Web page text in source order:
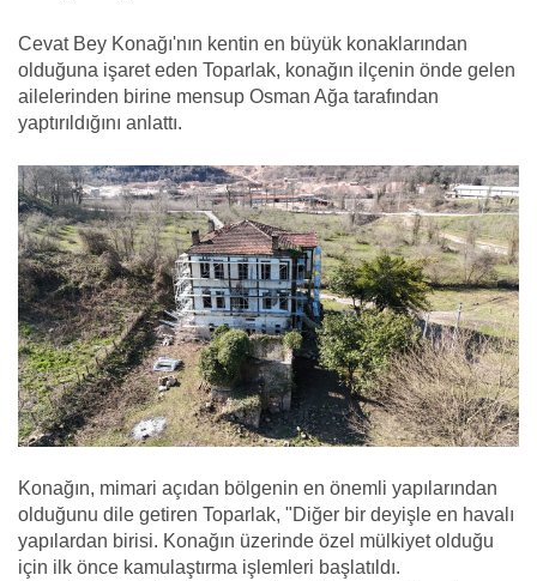
Cevat Bey Konağı'nın kentin en büyük konaklarından
olduğuna işaret eden Toparlak, konağın ilçenin önde gelen
ailelerinden birine mensup Osman Ağa tarafından
yaptırıldığını anlattı.
Konağın, mimari açıdan bölgenin en önemli yapılarından
olduğunu dile getiren Toparlak, "Diğer bir deyişle en havalı
yapılardan birisi. Konağın üzerinde özel mülkiyet olduğu
için ilk önce kamulaştırma işlemleri başlatıldı.